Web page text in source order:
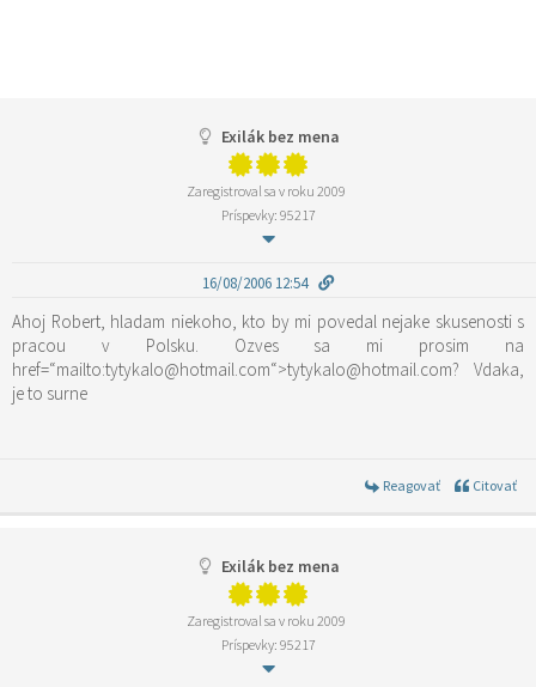
Exilák bez mena
Zaregistroval sa v roku 2009
Príspevky: 95217
16/08/2006 12:54
Ahoj Robert, hladam niekoho, kto by mi povedal nejake skusenosti s
pracou v Polsku. Ozves sa mi prosim na
href=“mailto:tytykalo@hotmail.com“>tytykalo@hotmail.com? Vdaka,
je to surne
Reagovať Citovať
Exilák bez mena
Zaregistroval sa v roku 2009
Príspevky: 95217